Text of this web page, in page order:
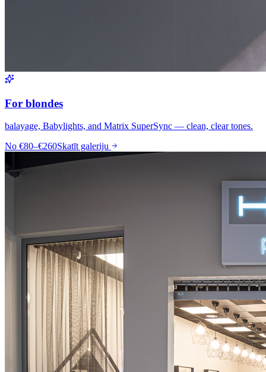
For blondes
balayage, Babylights, and Matrix SuperSync — clean, clear tones.
No €80–€260Skatīt galeriju